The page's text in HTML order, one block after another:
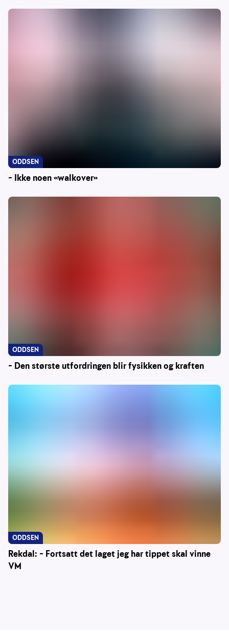
– Ikke noen «walkover»
ODDSEN
– Den største utfordringen blir fysikken og kraften
ODDSEN
Rekdal: – Fortsatt det laget jeg har tippet skal vinne
VM
ODDSEN